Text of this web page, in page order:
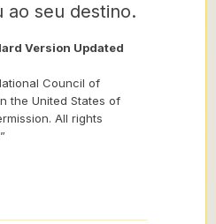
ao seu destino.
Version Updated
Council of
the United States of
All rights